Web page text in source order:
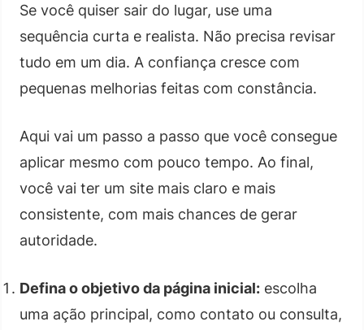
Se você quiser sair do lugar, use uma
sequência curta e realista. Não precisa revisar
tudo em um dia. A confiança cresce com
pequenas melhorias feitas com constância.
Aqui vai um passo a passo que você consegue
aplicar mesmo com pouco tempo. Ao final,
você vai ter um site mais claro e mais
consistente, com mais chances de gerar
autoridade.
Defina o objetivo da página inicial: escolha
uma ação principal, como contato ou consulta,